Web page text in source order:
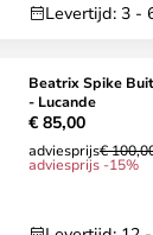
Levertijd: 3 -
Beatrix Spike
- Lucande
€ 85,00
adviesprijs€
adviesprijs -15%